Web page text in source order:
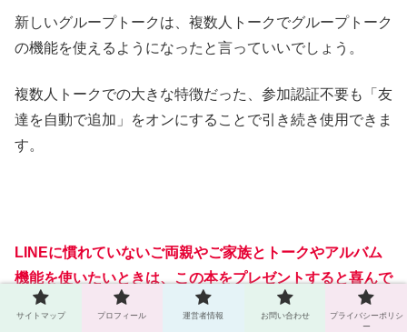
新しいグループトークは、複数人トークでグループトーク
の機能を使えるようになったと言っていいでしょう。
複数人トークでの大きな特徴だった、参加認証不要も「友
達を自動で追加」をオンにすることで引き続き使用できま
す。
LINEに慣れていないご両親やご家族とトークやアルバム
機能を使いたいときは、この本をプレゼントすると喜んで
もらえるでしょう。
サイトマップ プロフィール 運営者情報 お問い合わせ
プライバシーポリシ
ー